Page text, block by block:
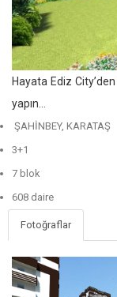
Hayata Ediz
yapın…
ŞAHİNBEY, KARATAŞ
3+1
7 blok
608 daire
Fotoğraflar